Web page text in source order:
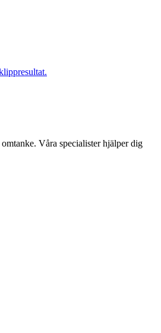
Våra specialister hjälper dig